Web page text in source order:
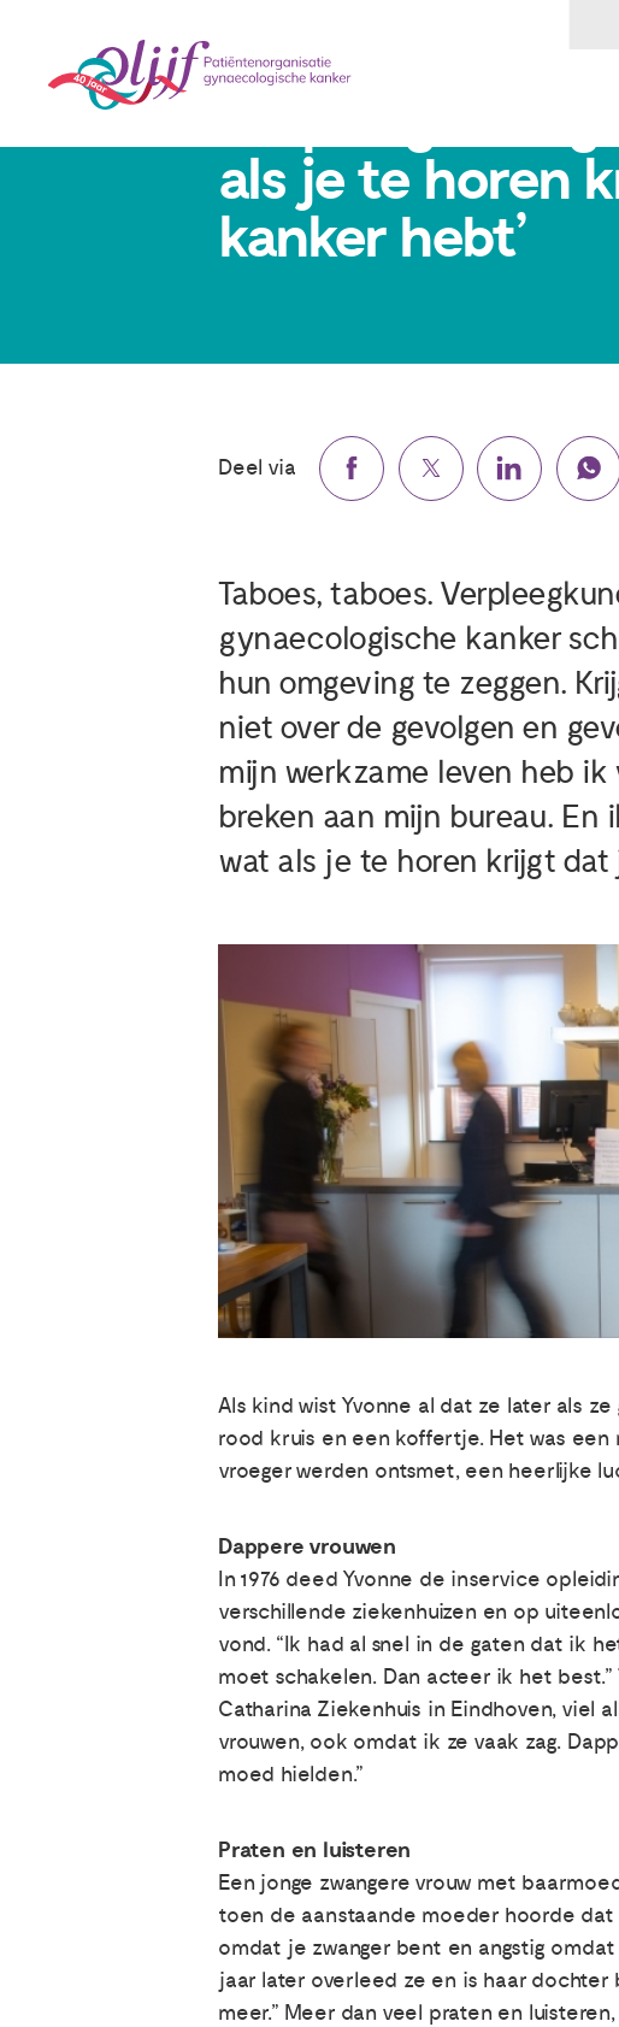
als je te horen
kanker hebt’
Deel via
Taboes, taboes.
gynaecologische kanker
hun omgeving te zeggen.
niet over de gevolgen en
mijn werkzame leven heb
breken aan mijn bureau.
wat als je te horen krijgt
Als kind wist Yvonne al dat ze later als
rood kruis en een koffertje. Het was een
vroeger werden ontsmet, een heerlijke
Dappere vrouwen
In 1976 deed Yvonne de inservice
verschillende ziekenhuizen en op
vond. “Ik had al snel in de gaten dat ik
moet schakelen. Dan acteer ik het
Catharina Ziekenhuis in Eindhoven, viel
vrouwen, ook omdat ik ze vaak zag.
moed hielden.”
Praten en luisteren
Een jonge zwangere vrouw met
toen de aanstaande moeder hoorde dat
omdat je zwanger bent en angstig
jaar later overleed ze en is haar dochter
meer.” Meer dan veel praten en